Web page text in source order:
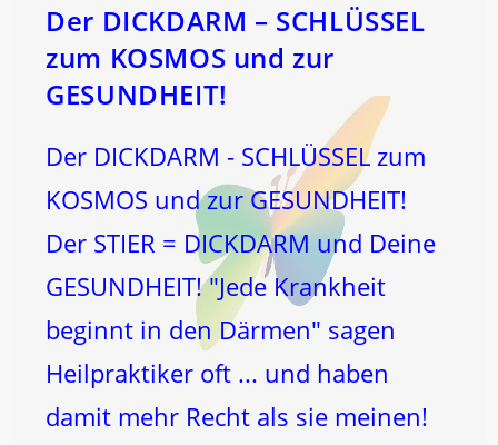
Der DICKDARM – SCHLÜSSEL
zum KOSMOS und zur
GESUNDHEIT!
Der DICKDARM - SCHLÜSSEL zum
KOSMOS und zur GESUNDHEIT!
Der STIER = DICKDARM und Deine
GESUNDHEIT! "Jede Krankheit
beginnt in den Därmen" sagen
Heilpraktiker oft ... und haben
damit mehr Recht als sie meinen!